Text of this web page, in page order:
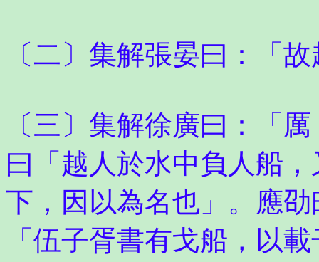
〔二〕集解張晏曰：「
〔三〕集解徐廣曰：「
曰「越人於水中負人船
下，因以為名也」。應
「伍子胥書有戈船，以